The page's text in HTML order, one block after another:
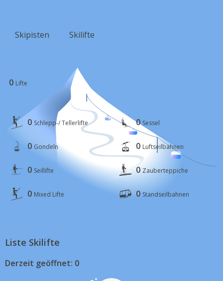
Skipisten Skilifte
0 Lifte
0 Schlepp-/ Tellerlifte 0 Sessel
0 Gondeln 0 Luftseilbahnen
0 Seillifte 0 Zauberteppiche
0 Mixed Lifte 0 Standseilbahnen
Liste Skilifte
Derzeit geöffnet: 0